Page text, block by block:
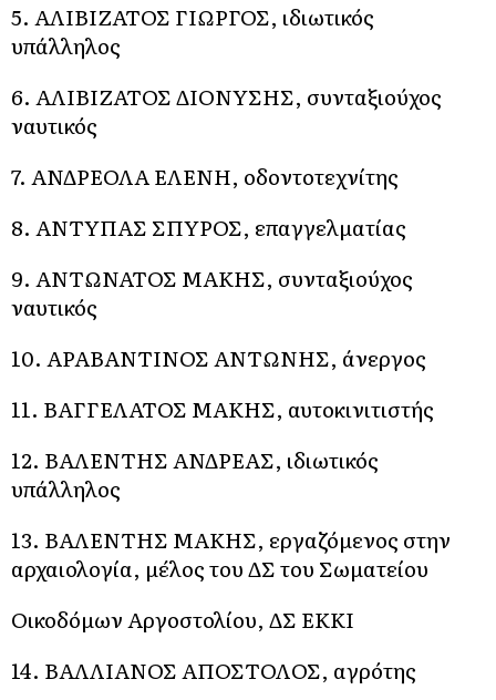
5. ΑΛΙΒΙΖΑΤΟΣ ΓΙΩΡΓΟΣ, ιδιωτικός
υπάλληλος
6. ΑΛΙΒΙΖΑΤΟΣ ΔΙΟΝΥΣΗΣ, συνταξιούχος
ναυτικός
7. ΑΝΔΡΕΟΛΑ ΕΛΕΝΗ, οδοντοτεχνίτης
8. ΑΝΤΥΠΑΣ ΣΠΥΡΟΣ, επαγγελματίας
9. ΑΝΤΩΝΑΤΟΣ ΜΑΚΗΣ, συνταξιούχος
ναυτικός
10. ΑΡΑΒΑΝΤΙΝΟΣ ΑΝΤΩΝΗΣ, άνεργος
11. ΒΑΓΓΕΛΑΤΟΣ ΜΑΚΗΣ, αυτοκινιτιστής
12. ΒΑΛΕΝΤΗΣ ΑΝΔΡΕΑΣ, ιδιωτικός
υπάλληλος
13. ΒΑΛΕΝΤΗΣ ΜΑΚΗΣ, εργαζόμενος στην
αρχαιολογία, μέλος του ΔΣ του Σωματείου
Οικοδόμων Αργοστολίου, ΔΣ ΕΚΚΙ
14. ΒΑΛΛΙΑΝΟΣ ΑΠΟΣΤΟΛΟΣ, αγρότης